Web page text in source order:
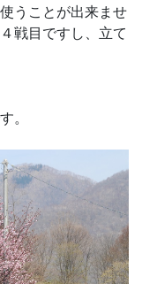
うことが出来ませ
戦目ですし、立て
。